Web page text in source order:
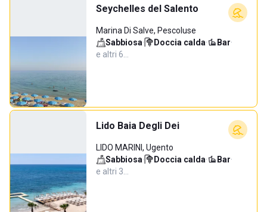
Seychelles del Salento
Marina Di Salve, Pescoluse
Sabbiosa· Doccia calda· Bar·
e altri 6…
Lido Baia Degli Dei
LIDO MARINI, Ugento
Sabbiosa· Doccia calda· Bar·
e altri 3…